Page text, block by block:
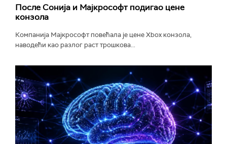
После Сонија и Мајкрософт подигао цене
конзола
Компанија Мајкрософт повећала је цене Xbox конзола,
наводећи као разлог раст трошкова...